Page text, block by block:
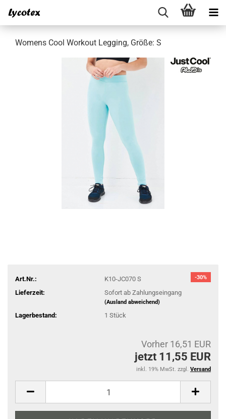
Womens Cool Workout Legging, Größe: S
-30%
Art.Nr.:
K10-JC070 S
Lieferzeit:
Sofort ab Zahlungseingang
(Ausland abweichend)
Lagerbestand: 1 Stück
Vorher 16,51 EUR
jetzt 11,55 EUR
inkl. 19% MwSt. zzgl. Versand